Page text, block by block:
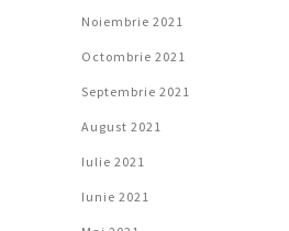
Noiembrie 2021
Octombrie 2021
Septembrie 2021
August 2021
Iulie 2021
Iunie 2021